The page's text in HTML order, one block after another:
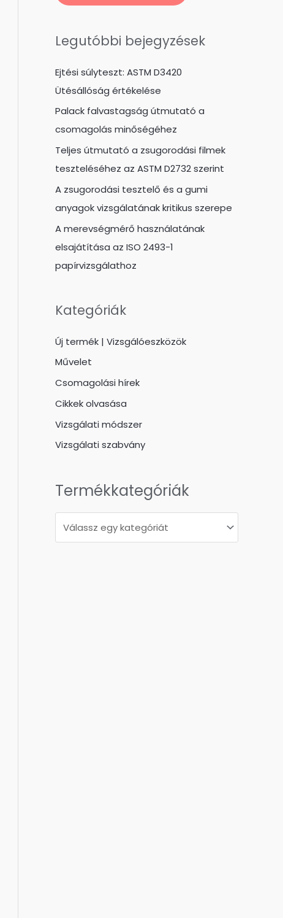
Legutóbbi bejegyzések
Ejtési súlyteszt: ASTM D3420
Ütésállóság értékelése
Palack falvastagság útmutató a
csomagolás minőségéhez
Teljes útmutató a zsugorodási filmek
teszteléséhez az ASTM D2732 szerint
A zsugorodási tesztelő és a gumi
anyagok vizsgálatának kritikus szerepe
A merevségmérő használatának
elsajátítása az ISO 2493-1
papírvizsgálathoz
Kategóriák
Új termék | Vizsgálóeszközök
Művelet
Csomagolási hírek
Cikkek olvasása
Vizsgálati módszer
Vizsgálati szabvány
Termékkategóriák